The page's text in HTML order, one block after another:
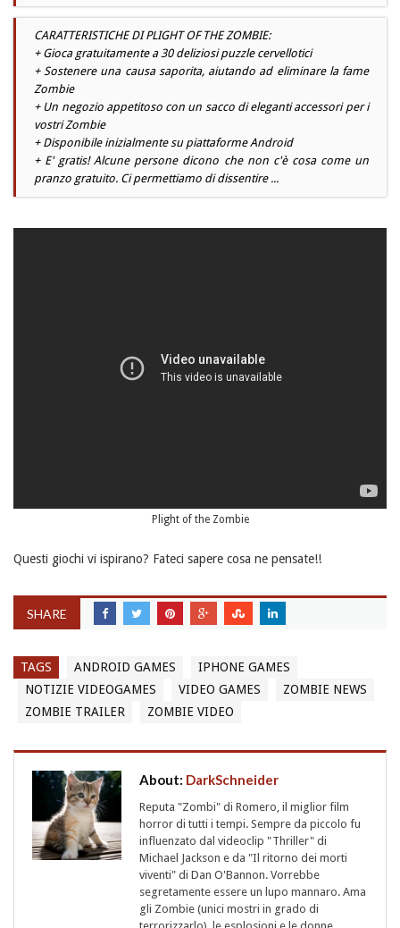
CARATTERISTICHE DI PLIGHT OF THE ZOMBIE:
+ Gioca gratuitamente a 30 deliziosi puzzle cervellotici
+ Sostenere una causa saporita, aiutando ad eliminare la fame
Zombie
+ Un negozio appetitoso con un sacco di eleganti accessori per i
vostri Zombie
+ Disponibile inizialmente su piattaforme Android
+ E' gratis! Alcune persone dicono che non c'è cosa come un
pranzo gratuito. Ci permettiamo di dissentire ...
Plight of the Zombie
Questi giochi vi ispirano? Fateci sapere cosa ne pensate!!
SHARE
TAGS ANDROID GAMES
IPHONE GAMES
NOTIZIE VIDEOGAMES
VIDEO GAMES
ZOMBIE NEWS
ZOMBIE TRAILER
ZOMBIE VIDEO
About: DarkSchneider
Reputa "Zombi" di Romero, il miglior film
horror di tutti i tempi. Sempre da piccolo fu
influenzato dal videoclip "Thriller" di
Michael Jackson e da "Il ritorno dei morti
viventi" di Dan O'Bannon. Vorrebbe
segretamente essere un lupo mannaro. Ama
gli Zombie (unici mostri in grado di